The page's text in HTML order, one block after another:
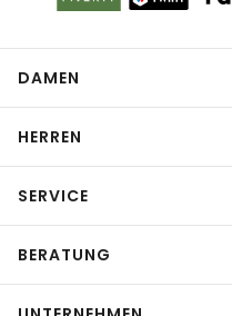
DAMEN
HERREN
SERVICE
BERATUNG